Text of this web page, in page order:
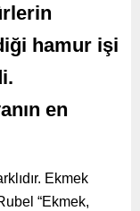
hamur işi
en
Ekmek
“Ekmek,